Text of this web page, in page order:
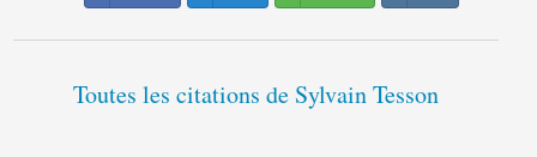
Toutes les citations de Sylvain Tesson